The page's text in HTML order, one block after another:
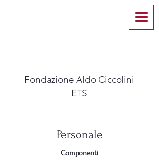
Fondazione Aldo Ciccolini
ETS​
Personale
Componenti